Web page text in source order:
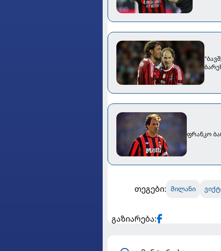
ფრანკო
თეგები: მილანი
გაზიარება: